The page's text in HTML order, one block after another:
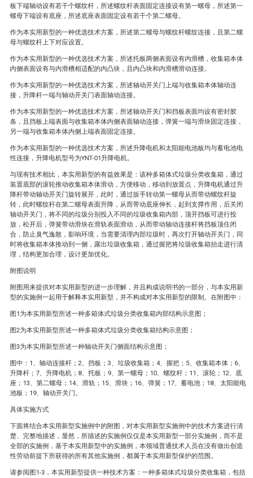
板下端轴动设有若干个螺纹杆，所述螺纹杆表面固定连接设有第一螺母，所述第一
螺母下端设有底座，所述底座表面固定设有若干个第二螺母。
作为本实用新型的一种优选技术方案，所述第二螺母与螺纹杆螺纹连接，且第二螺
母与螺纹杆上下对应设置。
作为本实用新型的一种优选技术方案，所述托板两侧表面设有内滑槽，收集箱本体
内侧表面设有与内滑槽相适配的内凸块，且内凸块和内滑槽滑动连接。
作为本实用新型的一种优选技术方案，所述轴动开关门上端与收集箱本体轴动连
接，升降杆一端与轴动开关门表面轴动连接。
作为本实用新型的一种优选技术方案，所述轴动开关门和挡板表面均设有密封胶
条，且挡板上端表面与收集箱本体内侧表面轴动连接，弹簧一端与滑块固定连接，
另一端与收集箱本体内侧上端表面固定连接。
作为本实用新型的一种优选技术方案，所述升降电机和太阳能电池板均与蓄电池电
性连接，升降电机型号为YNT-01升降电机。
与现有技术相比，本实用新型的有益效果是：该种多箱体式垃圾分类收集箱，通过
装置底部的滚轮推动收集箱本体滑动，方便移动，移动到放置点，升降电机通过升
降杆带动轴动开关门旋转展开，此时，通过扳手转动第一螺母从而带动螺纹杆旋
转，此时螺纹杆在第二螺母表面升降，从而带动底座伸长，起到支撑作用，后关闭
轴动开关门，将不同的垃圾分别投入不同的垃圾收集箱内部，顶开挡板可进行投
放，松开后，弹簧带动滑块在滑轨表面滑动，从而带动轴动连接杆将挡板顶住闭
合，防止臭气逸散，影响环境，当需要清理内部垃圾时，再次打开轴动开关门，同
时将收集箱本体推动到一侧，露出垃圾收集箱，通过握把将垃圾收集箱抬走进行清
理，结构更加合理，设计更加优化。
附图说明
附图用来提供对本实用新型的进一步理解，并且构成说明书的一部分，与本实用新
型的实施例一起用于解释本实用新型，并不构成对本实用新型的限制。在附图中：
图1为本实用新型所述一种多箱体式垃圾分类收集箱内部结构示意图；
图2为本实用新型所述一种多箱体式垃圾分类收集箱结构示意图；
图3为本实用新型所述一种轴动开关门侧面结构示意图；
图中：1、轴动连接杆；2、挡板；3、垃圾收集箱；4、握把；5、收集箱本体；6、
升降杆；7、升降电机；8、托板；9、第一螺母；10、螺纹杆；11、滚轮；12、底
座；13、第二螺母；14、滑轨；15、滑块；16、弹簧；17、蓄电池；18、太阳能电
池板；19、轴动开关门。
具体实施方式
下面将结合本实用新型实施例中的附图，对本实用新型实施例中的技术方案进行清
楚、完整地描述，显然，所描述的实施例仅仅是本实用新型一部分实施例，而不是
全部的实施例，基于本实用新型中的实施例，本领域普通技术人员在没有做出创造
性劳动前提下所获得的所有其他实施例，都属于本实用新型保护的范围。
请参阅图1-3，本实用新型提供一种技术方案：一种多箱体式垃圾分类收集箱，包括